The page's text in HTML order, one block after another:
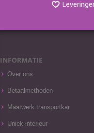
INFORMATIE
Over ons
Betaalmethoden
Maatwerk transportkar
Uniek interieur